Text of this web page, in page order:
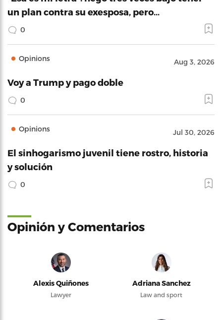
un plan contra su exesposa, pero…
0
Opinions Aug 3, 2026
Voy a Trump y pago doble
0
Opinions Jul 30, 2026
El sinhogarismo juvenil tiene rostro, historia
y solución
0
Opinión y Comentarios
Alexis Quiñones
Lawyer
Adriana Sanchez
Law and sport